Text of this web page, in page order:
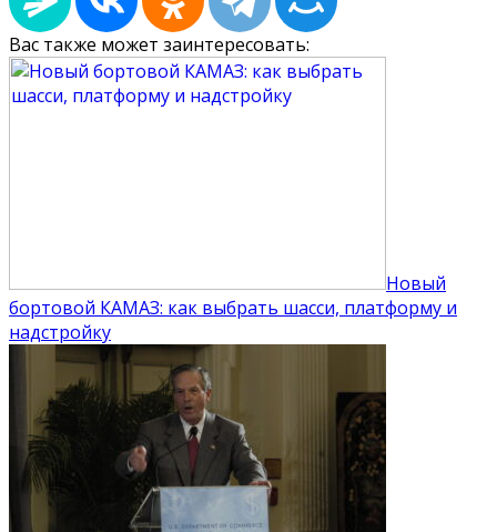
Вас также может заинтересовать:
Новый
бортовой КАМАЗ: как выбрать шасси, платформу и
надстройку